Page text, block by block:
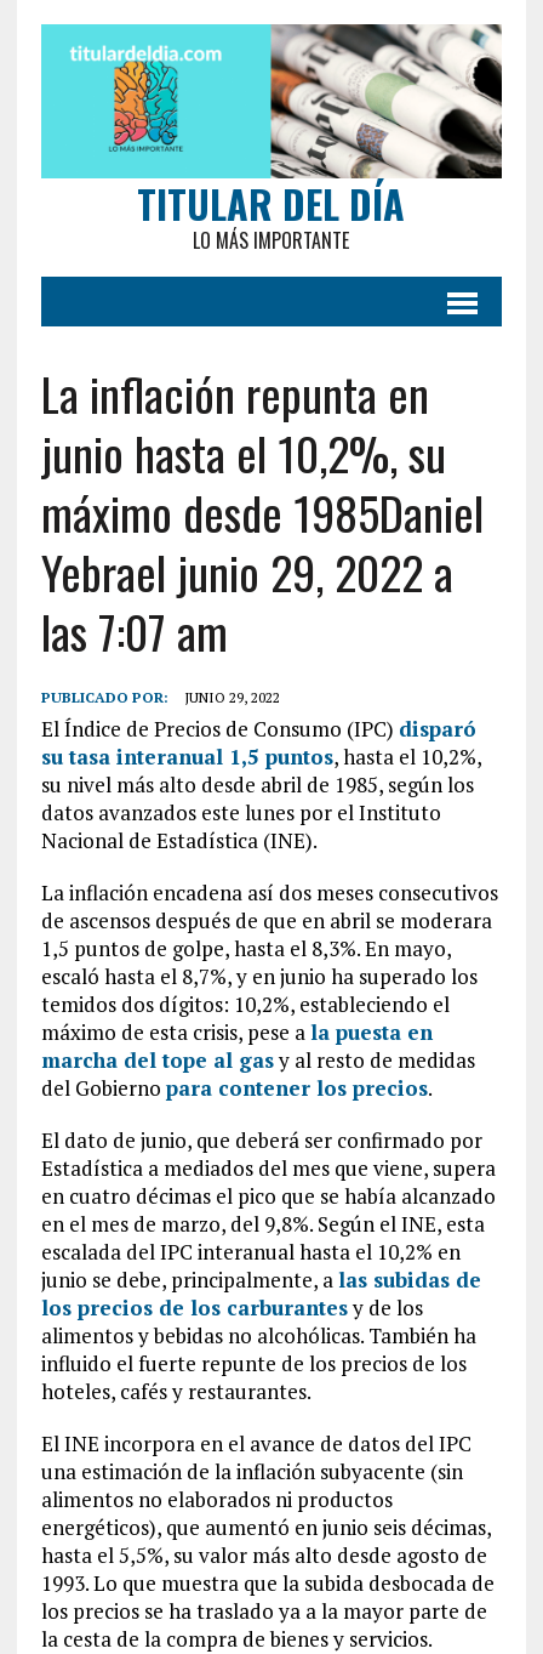
TITULAR DEL DÍA
LO MÁS IMPORTANTE
La inflación repunta en
junio hasta el 10,2%, su
máximo desde 1985Daniel
Yebrael junio 29, 2022 a
las 7:07 am
PUBLICADO POR: JUNIO 29, 2022
El Índice de Precios de Consumo (IPC) disparó
su tasa interanual 1,5 puntos, hasta el 10,2%,
su nivel más alto desde abril de 1985, según los
datos avanzados este lunes por el Instituto
Nacional de Estadística (INE).
La inflación encadena así dos meses consecutivos
de ascensos después de que en abril se moderara
1,5 puntos de golpe, hasta el 8,3%. En mayo,
escaló hasta el 8,7%, y en junio ha superado los
temidos dos dígitos: 10,2%, estableciendo el
máximo de esta crisis, pese ala puesta en
marcha del tope al gasy al resto de medidas
del Gobierno para contener los precios.
El dato de junio, que deberá ser confirmado por
Estadística a mediados del mes que viene, supera
en cuatro décimas el pico que se había alcanzado
en el mes de marzo, del 9,8%. Según el INE, esta
escalada del IPC interanual hasta el 10,2% en
junio se debe, principalmente, alas subidas de
los precios de los carburantesy de los
alimentos y bebidas no alcohólicas. También ha
influido el fuerte repunte de los precios de los
hoteles, cafés y restaurantes.
El INE incorpora en el avance de datos del IPC
una estimación de la inflación subyacente (sin
alimentos no elaborados ni productos
energéticos), que aumentó en junio seis décimas,
hasta el 5,5%, su valor más alto desde agosto de
1993. Lo que muestra que la subida desbocada de
los precios se ha traslado ya a la mayor parte de
la cesta de la compra de bienes y servicios.